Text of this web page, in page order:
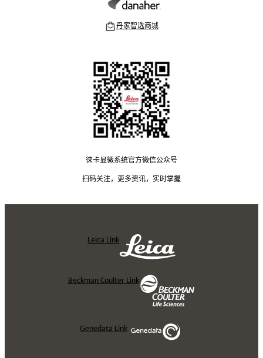
丹家智选商城
徕卡显微系统官方微信公众号
扫码关注，更多资讯，实时掌握
Leica Link
Beckman Coulter Link
Genedata Link